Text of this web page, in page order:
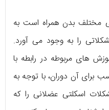
مختلف بدن همراه است به
را به وجود می آورد.
های مربوطه در رابطه با
برای آن دوران، با توجه به
اسکلتی عضلانی را که